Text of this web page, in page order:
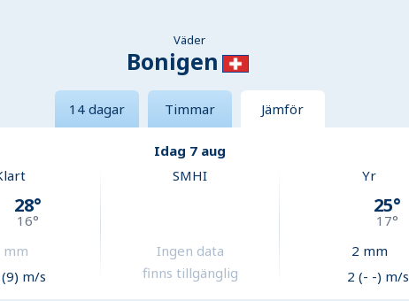
Väder
Bonigen
14 dagar Timmar Jämför
Idag 7 aug
28°
16°
mm
m/s
SMHI
Ingen data
finns tillgänglig
Yr
25°
17°
2 mm
2 (- -) m/s